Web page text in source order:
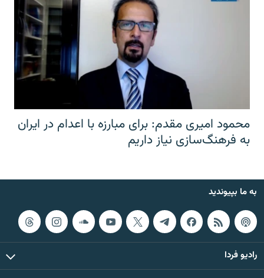
محمود امیری مقدم: برای مبارزه با اعدام در ایران
به فرهنگ‌سازی نیاز داریم
به ما بپیوندید
رادیو فردا